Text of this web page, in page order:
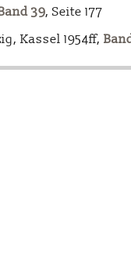
39, Seite 177
Kassel 1954ff,